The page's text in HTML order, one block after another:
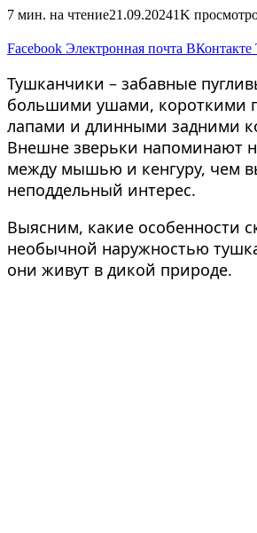
7 мин. на чтение21.09.20241K
Facebook Электронная почта ВКонтакте
Тушканчики – забавные
большими ушами, короткими
лапами и длинными задними
Внешне зверьки напоминают
между мышью и кенгуру, чем
неподдельный интерес.
Выясним, какие особенности
необычной наружностью
они живут в дикой природе.